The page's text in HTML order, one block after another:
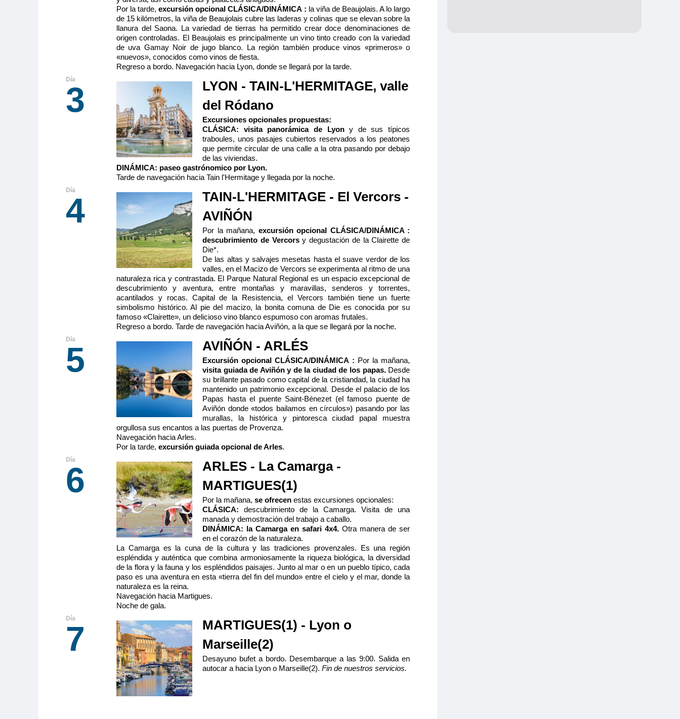
Por la tarde, excursión opcional CLÁSICA/DINÁMICA : la viña de Beaujolais. A lo largo
de 15 kilómetros, la viña de Beaujolais cubre las laderas y colinas que se elevan sobre la
llanura del Saona. La variedad de tierras ha permitido crear doce denominaciones de
origen controladas. El Beaujolais es principalmente un vino tinto creado con la variedad
de uva Gamay Noir de jugo blanco. La región también produce vinos «primeros» o
«nuevos», conocidos como vinos de fiesta.
Regreso a bordo. Navegación hacia Lyon, donde se llegará por la tarde.
3
LYON - TAIN-L'HERMITAGE, valle
del Ródano
Excursiones opcionales propuestas:
CLÁSICA: visita panorámica de Lyony de sus típicos
traboules, unos pasajes cubiertos reservados a los peatones
que permite circular de una calle a la otra pasando por debajo
de las viviendas.
DINÁMICA: paseo gastrónomico por Lyon.
Tarde de navegación hacia Tain l'Hermitage y llegada por la noche.
4
TAIN-L'HERMITAGE - El Vercors -
AVIÑÓN
Por la mañana, excursión opcional CLÁSICA/DINÁMICA :
descubrimiento de Vercorsy degustación de la Clairette de
Die*.
De las altas y salvajes mesetas hasta el suave verdor de los
valles, en el Macizo de Vercors se experimenta al ritmo de una
naturaleza rica y contrastada. El Parque Natural Regional es un espacio excepcional de
descubrimiento y aventura, entre montañas y maravillas, senderos y torrentes,
acantilados y rocas. Capital de la Resistencia, el Vercors también tiene un fuerte
simbolismo histórico. Al pie del macizo, la bonita comuna de Die es conocida por su
famoso «Clairette», un delicioso vino blanco espumoso con aromas frutales.
Regreso a bordo. Tarde de navegación hacia Aviñón, a la que se llegará por la noche.
5 AVIÑÓN - ARLÉS
Excursión opcional CLÁSICA/DINÁMICA : Por la mañana,
visita guiada de Aviñón y de la ciudad de los papas.Desde
su brillante pasado como capital de la cristiandad, la ciudad ha
mantenido un patrimonio excepcional. Desde el palacio de los
Papas hasta el puente Saint-Bénezet (el famoso puente de
Aviñón donde «todos bailamos en círculos») pasando por las
murallas, la histórica y pintoresca ciudad papal muestra
orgullosa sus encantos a las puertas de Provenza.
Navegación hacia Arles.
Por la tarde,excursión guiada opcional de Arles.
6
ARLES - La Camarga -
MARTIGUES(1)
Por la mañana, se ofrecen estas excursiones opcionales:
CLÁSICA:descubrimiento de la Camarga. Visita de una
manada y demostración del trabajo a caballo.
DINÁMICA: la Camarga en safari 4x4. Otra manera de ser
en el corazón de la naturaleza.
La Camarga es la cuna de la cultura y las tradiciones provenzales. Es una región
espléndida y auténtica que combina armoniosamente la riqueza biológica, la diversidad
de la flora y la fauna y los espléndidos paisajes. Junto al mar o en un pueblo típico, cada
paso es una aventura en esta «tierra del fin del mundo» entre el cielo y el mar, donde la
naturaleza es la reina.
Navegación hacia Martigues.
Noche de gala.
7
MARTIGUES(1) - Lyon o
Marseille(2)
Desayuno bufet a bordo. Desembarque a las 9:00. Salida en
autocar a hacia Lyon o Marseille(2).Fin de nuestros servicios.